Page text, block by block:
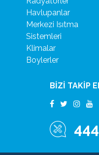
Havlupanlar
Merkezi Isıtma
Sistemleri
Klimalar
Boylerler
BİZİ TAKİP